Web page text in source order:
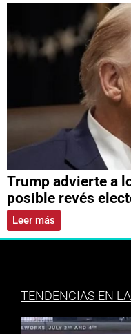
Trump advierte a
posible revés
Leer más
TENDENCIAS EN